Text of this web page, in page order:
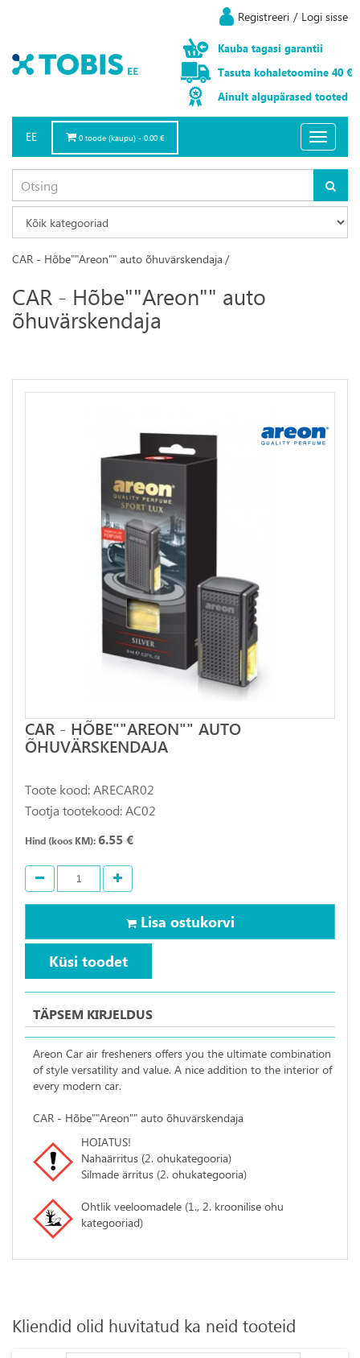
Registreeri / Logi sisse
Kauba tagasi garantii
Tasuta kohaletoomine 40 €
Ainult algupärased tooted
Toggle
0 toode (kaupu) - 0.00 €
EE
CAR - Hõbe""Areon"" auto õhuvärskendaja/
CAR - Hõbe""Areon"" auto
õhuvärskendaja
CAR - HÕBE""AREON"" AUTO
ÕHUVÄRSKENDAJA
Toote kood: ARECAR02
Tootja tootekood: AC02
Hind (koos KM): 6.55 €
Lisa ostukorvi
Küsi toodet
TÄPSEM KIRJELDUS
Areon Car air fresheners offers you the ultimate combination
of style versatility and value. A nice addition to the interior of
every modern car.
CAR - Hõbe""Areon"" auto õhuvärskendaja
HOIATUS!
Nahaärritus (2. ohukategooria)
Silmade ärritus (2. ohukategooria)
Ohtlik veeloomadele (1., 2. kroonilise ohu
kategooriad)
Kliendid olid huvitatud ka neid tooteid